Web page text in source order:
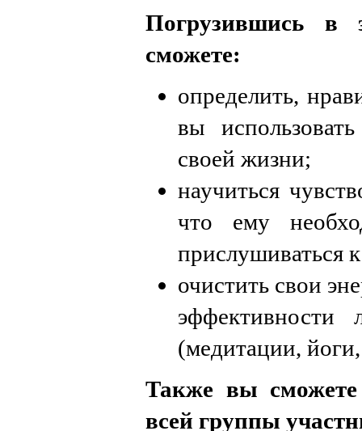
Погрузившись в
сможете:
определить,
вы
своей жизни;
научиться
что ему
прислушиваться
очистить свои
(медитации,
Также вы сможете
всей группы